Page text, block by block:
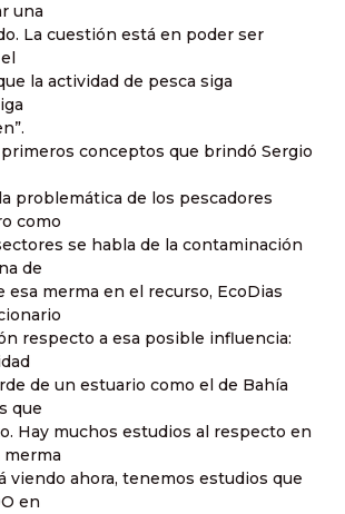
una
La cuestión está en poder ser
la actividad de pesca siga
conceptos que brindó Sergio
problemática de los pescadores
como
se habla de la contaminación
de
esa merma en el recurso, EcoDias
respecto a esa posible influencia:
de un estuario como el de Bahía
que
Hay muchos estudios al respecto en
viendo ahora, tenemos estudios que
en